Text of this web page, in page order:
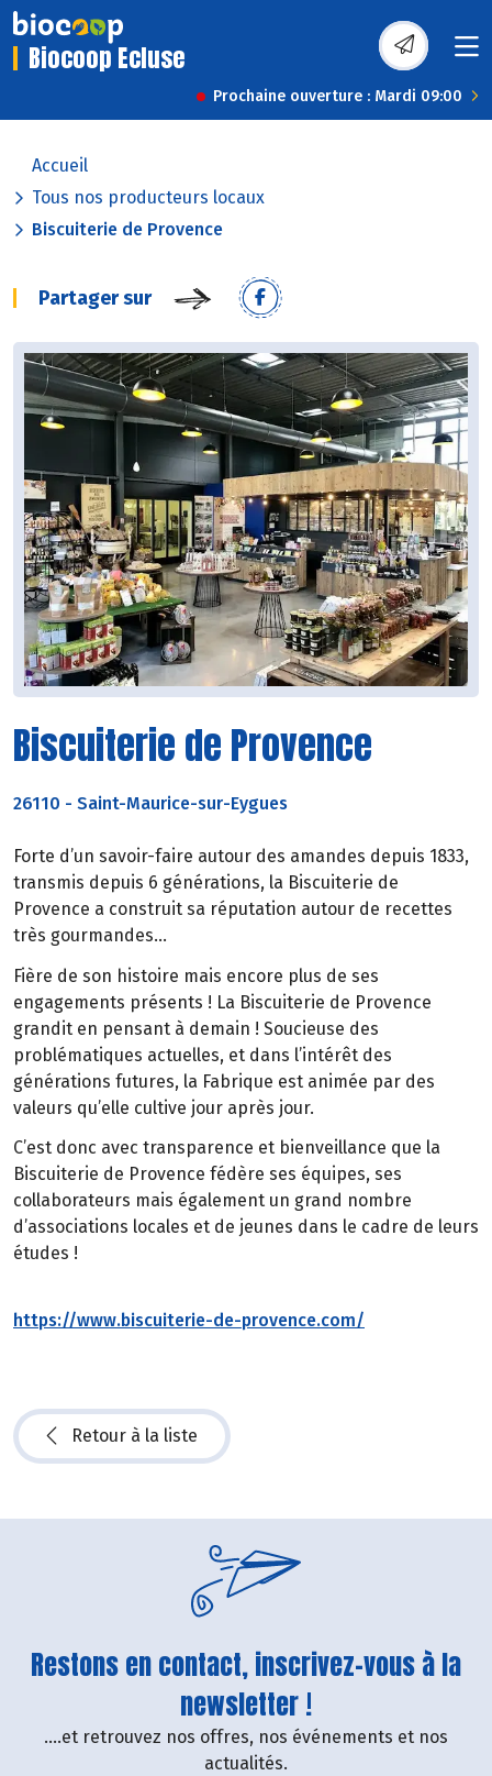
Biocoop Ecluse
Prochaine ouverture : Mardi 09:00
Accueil
Tous nos producteurs locaux
Biscuiterie de Provence
Partager sur
Biscuiterie de Provence
26110 - Saint-Maurice-sur-Eygues
Forte d’un savoir-faire autour des amandes depuis 1833,
transmis depuis 6 générations, la Biscuiterie de
Provence a construit sa réputation autour de recettes
très gourmandes...
Fière de son histoire mais encore plus de ses
engagements présents ! La Biscuiterie de Provence
grandit en pensant à demain ! Soucieuse des
problématiques actuelles, et dans l’intérêt des
générations futures, la Fabrique est animée par des
valeurs qu’elle cultive jour après jour.
C’est donc avec transparence et bienveillance que la
Biscuiterie de Provence fédère ses équipes, ses
collaborateurs mais également un grand nombre
d’associations locales et de jeunes dans le cadre de leurs
études !
https://www.biscuiterie-de-provence.com/
Retour à la liste
Restons en contact, inscrivez-vous à la
newsletter !
....et retrouvez nos offres, nos événements et nos
actualités.